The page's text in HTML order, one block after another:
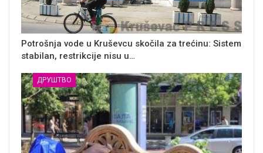
Potrošnja vode u Kruševcu skočila za trećinu: Sistem
stabilan, restrikcije nisu u…
ДРУШТВО